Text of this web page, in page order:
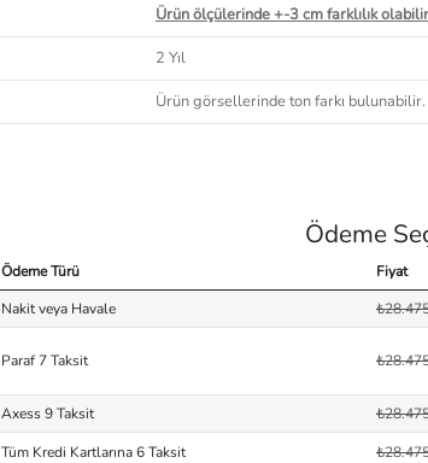
Ürün ölçülerinde +-3 cm farklılık
2 Yıl
Ürün görsellerinde ton farkı bulunabilir.
Ödeme
Ödeme Türü Fiyat
Nakit veya Havale
Paraf 7 Taksit
Axess 9 Taksit
Tüm Kredi Kartlarına 6 Taksit